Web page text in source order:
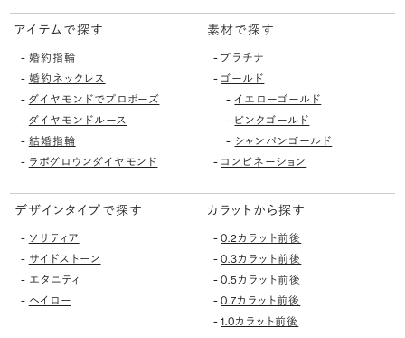
アイテムで探す
- 婚約指輪
- 婚約ネックレス
- ダイヤモンドでプロポーズ
- ダイヤモンドルース
- 結婚指輪
- ラボグロウンダイヤモンド
素材で探す
-プラチナ
- ゴールド
-イエローゴールド
- ピンクゴールド
- シャンパンゴールド
- コンビネーション
デザインタイプで探す
- ソリティア
- サイドストーン
- エタニティ
- ヘイロー
カラットから探す
-0.2カラット前後
-0.3カラット前後
-0.5カラット前後
-0.7カラット前後
-1.0カラット前後